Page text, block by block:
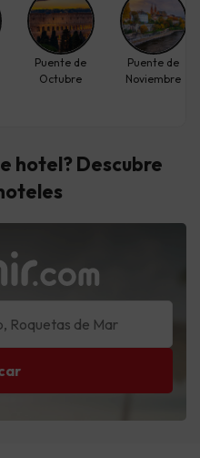
Puente de
Octubre
Puente de
Noviembre
hotel? Descubre